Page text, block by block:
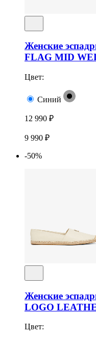
Женские
FLAG MID
Цвет:
Синий
12 990 ₽
9 990 ₽
-50%
Женские
LOGO
Цвет: